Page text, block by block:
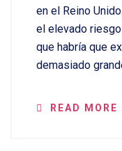
en el Reino
el elevado
que habría que
demasiado
READ MORE